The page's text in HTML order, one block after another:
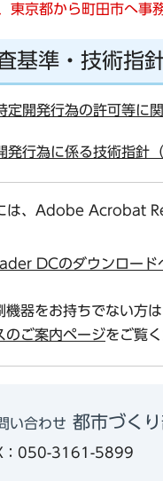
京都から町田市へ事
基準・技術指
定開発行為の許可等に
行為に係る技術指針
は、Adobe Acrobat
DCのダウンロード
機器をお持ちでない方
のご案内ページをご覧く
い合わせ 都市づく
：050-3161-5899